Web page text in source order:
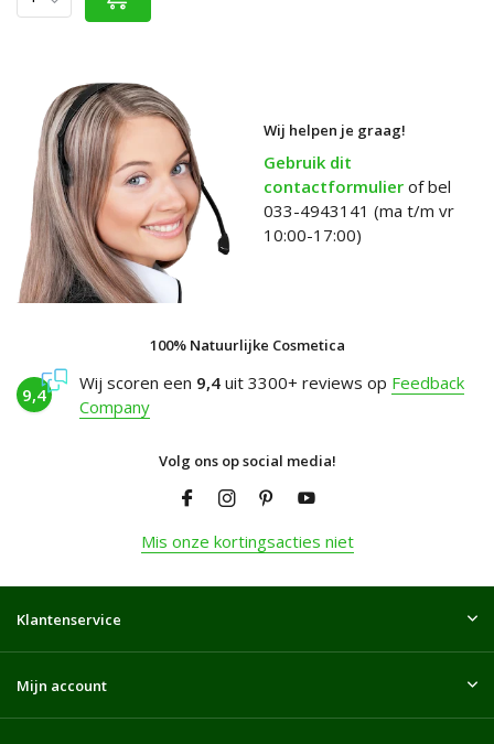
Wij helpen je graag!
Gebruik dit
contactformulier of bel
033-4943141 (ma t/m vr
10:00-17:00)
100% Natuurlijke Cosmetica
9,4
Wij scoren een 9,4 uit 3300+ reviews op Feedback
Company
Volg ons op social media!
Mis onze kortingsacties niet
Klantenservice
Mijn account